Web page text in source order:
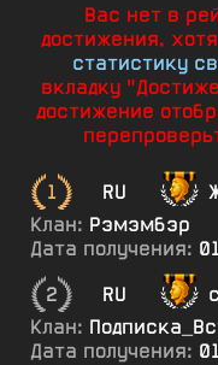
Вас нет в
достижения,
статистику
вкладку
достижение
1 RU
Клан: Рэмэмбэр
Дата получения:
2
RU
Клан:
Дата получения: